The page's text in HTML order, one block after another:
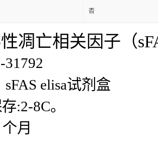
否
凋亡相关因子（
31792
elisa试剂盒
:2-8C。
月